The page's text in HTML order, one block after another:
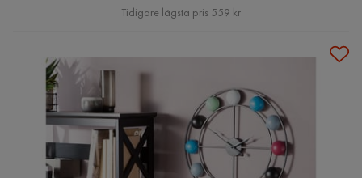
Pris
Tidigare lägsta pris 559 kr